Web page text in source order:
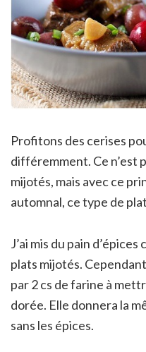
Profitons des cerises
différemment. Ce n’est
mijotés, mais avec ce
automnal, ce type de
J’ai mis du pain d’épices
plats mijotés.
par 2 cs de farine à
dorée. Elle donnera la
sans les épices.